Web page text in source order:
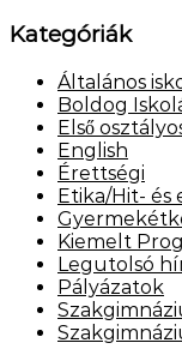
Kategóriák
Általános
Boldog
Első
English
Érettségi
Etika/Hit- és
Kiemelt
Legutolsó
Pályázatok